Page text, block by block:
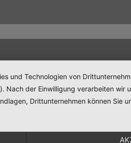
und Technologien von
Nach der Einwilligung verarbeiten
Drittunternehmen können Sie